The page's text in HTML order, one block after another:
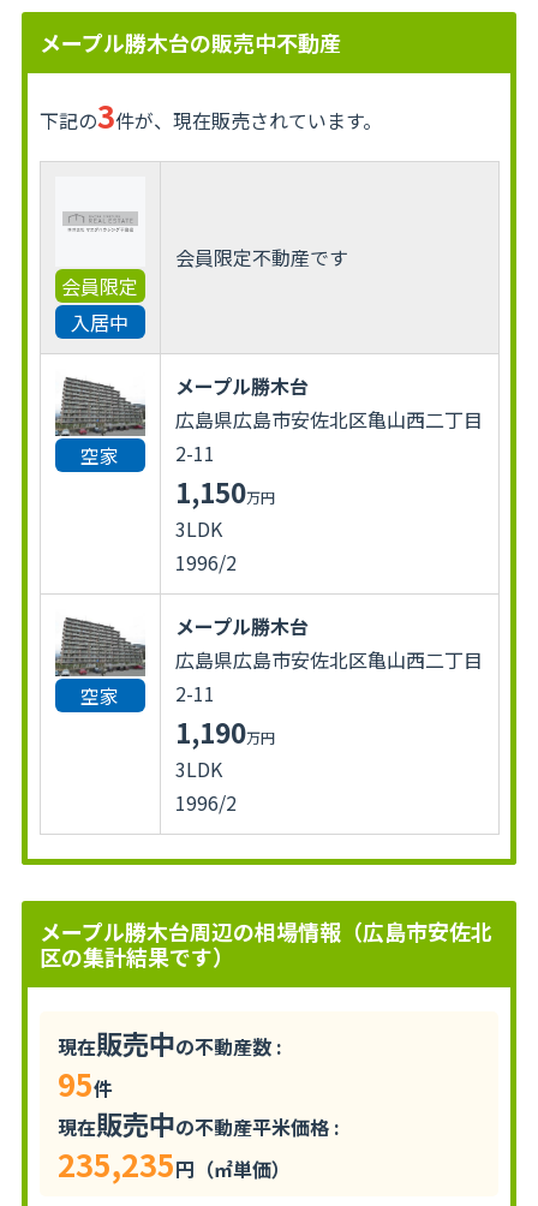
メープル勝木台の販売中不動産
下記の3件が、現在販売されています。
会員限定
入居中
会員限定不動産です
空家
メープル勝木台
広島県広島市安佐北区亀山西二丁目
2-11
1,150万円
3LDK
1996/2
空家
メープル勝木台
広島県広島市安佐北区亀山西二丁目
2-11
1,190万円
3LDK
1996/2
メープル勝木台周辺の相場情報（広島市安佐北
区の集計結果です）
現在販売中の不動産数 :
95件
現在販売中の不動産平米価格 :
235,235円（㎡単価）